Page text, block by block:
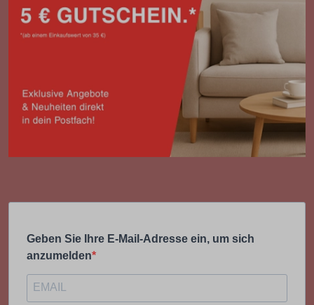
Geben Sie Ihre E-Mail-Adresse ein, um sich
anzumelden